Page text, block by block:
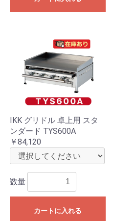
IKK グリドル 卓上用 スタ
ンダード TYS600A
￥84,120
数量
カートに入れる